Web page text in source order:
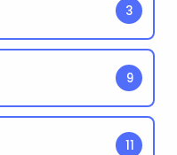
3
9
11